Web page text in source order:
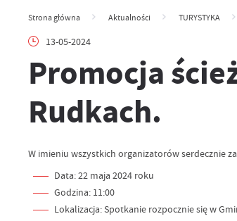
Strona główna Aktualności TURYSTYKA
13-05-2024
Promocja
Rudkach.
W imieniu wszystkich organizatorów serdecznie
Data: 22 maja 2024 roku
Godzina: 11:00
Lokalizacja: Spotkanie rozpocznie się w